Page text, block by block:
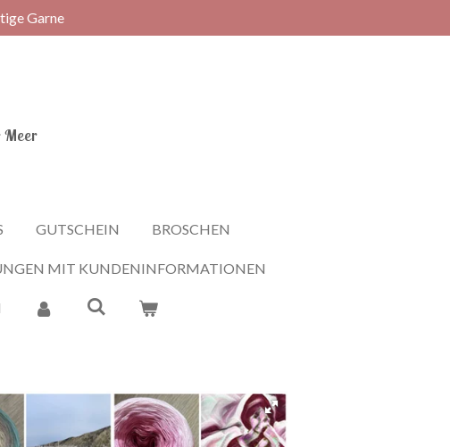
Garne
Meer
GUTSCHEIN BROSCHEN
MIT KUNDENINFORMATIONEN